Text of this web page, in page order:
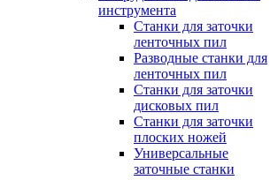
инструмента
Станки для заточки
ленточных пил
Разводные станки для
ленточных пил
Станки для заточки
дисковых пил
Станки для заточки
плоских ножей
Универсальные
заточные станки